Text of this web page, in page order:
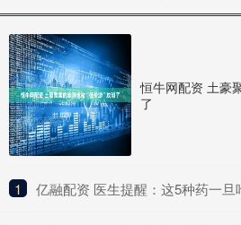
恒牛网配资 土豪
了
1 亿融配资 医生提醒：这5种药一旦吃上，真